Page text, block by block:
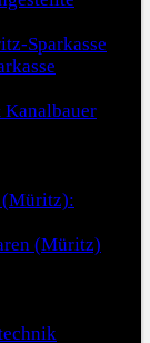
Sparkasse
Kanalbauer
(Müritz):
(Müritz)